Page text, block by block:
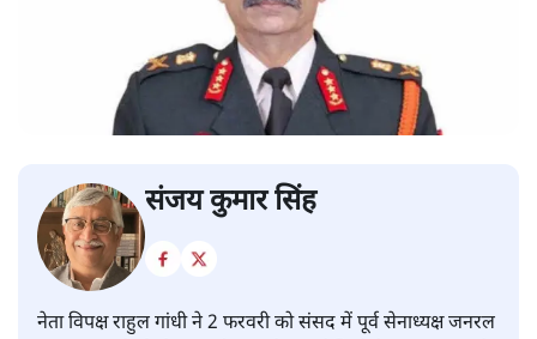
संजय कुमार सिंह
नेता विपक्ष राहुल गांधी ने 2 फरवरी को संसद में पूर्व सेनाध्यक्ष जनरल